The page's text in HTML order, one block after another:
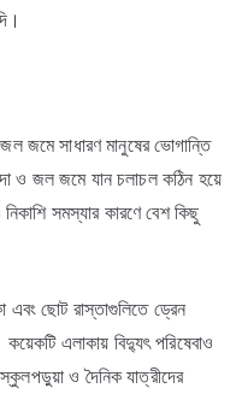
জল জমে সাধারণ মানুষের ভোগান্তি
ও জল জমে যান চলাচল কঠিন হয়ে
সমস্যার কারণে বেশ কিছু
এবং ছোট রাস্তাগুলিতে ড্রেন
এলাকায় বিদ্যুৎ পরিষেবাও
ও দৈনিক যাত্রীদের